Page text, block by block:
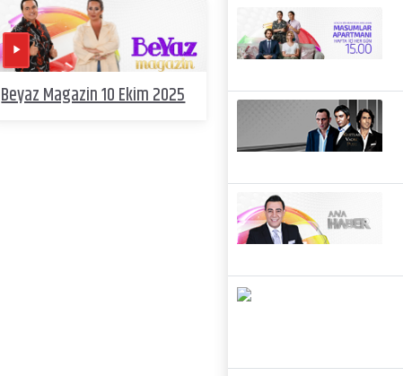
Beyaz Magazin 10 Ekim 2025